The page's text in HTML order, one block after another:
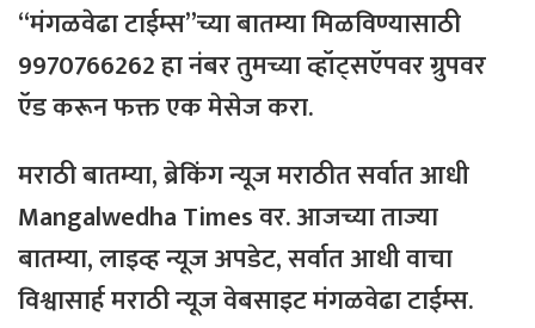
“मंगळवेढा टाईम्स”च्या बातम्या मिळविण्यासाठी
9970766262 हा नंबर तुमच्या व्हॉट्सऍपवर ग्रुपवर
ऍड करून फक्त एक मेसेज करा.
मराठी बातम्या, ब्रेकिंग न्यूज मराठीत सर्वात आधी
Mangalwedha Times वर. आजच्या ताज्या
बातम्या, लाइव्ह न्यूज अपडेट, सर्वात आधी वाचा
विश्वासार्ह मराठी न्यूज वेबसाइट मंगळवेढा टाईम्स.